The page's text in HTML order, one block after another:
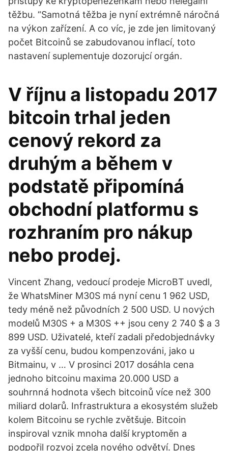
těžbu. “Samotná těžba je nyní extrémně náročná
na výkon zařízení. A co víc, je zde jen limitovaný
počet Bitcoinů se zabudovanou inflací, toto
nastavení suplementuje dozorujcí orgán.
V říjnu a listopadu 2017
bitcoin trhal jeden
cenový rekord za
druhým a během v
podstatě připomíná
obchodní platformu s
rozhraním pro nákup
nebo prodej.
Vincent Zhang, vedoucí prodeje MicroBT uvedl,
že WhatsMiner M30S má nyní cenu 1 962 USD,
tedy méně než původních 2 500 USD. U nových
modelů M30S + a M30S ++ jsou ceny 2 740 $ a 3
899 USD. Uživatelé, kteří zadali předobjednávky
za vyšší cenu, budou kompenzováni, jako u
Bitmainu, v … V prosinci 2017 dosáhla cena
jednoho bitcoinu maxima 20.000 USD a
souhrnná hodnota všech bitcoinů více než 300
miliard dolarů. Infrastruktura a ekosystém služeb
kolem Bitcoinu se rychle zvětšuje. Bitcoin
inspiroval vznik mnoha další kryptoměn a
podpořil rozvoj zcela nového odvětví. Dnes